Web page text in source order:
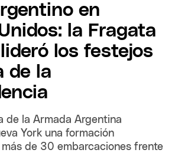
en
la Fragata
los festejos
de la
de la Armada Argentina
York una formación
de 30 embarcaciones frente